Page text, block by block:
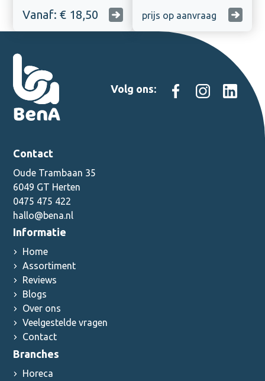
Vanaf: € 18,50 prijs op aanvraag
Volg ons:
Contact
Oude Trambaan 35
6049 GT Herten
0475 475 422
hallo@bena.nl
Informatie
Home
Assortiment
Reviews
Blogs
Over ons
Veelgestelde vragen
Contact
Branches
Horeca